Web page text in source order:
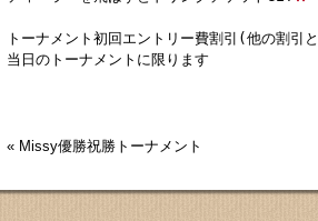
トーナメント初回エントリー費割引(他の割引
当日のトーナメントに限ります
« Missy優勝祝勝トーナメント